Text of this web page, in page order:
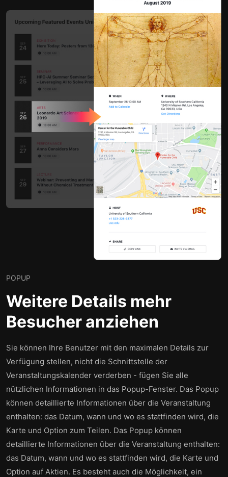
POPUP
Weitere Details mehr
Besucher anziehen
Sie können Ihre Benutzer mit den maximalen Details zur
Verfügung stellen, nicht die Schnittstelle der
Veranstaltungskalender verderben - fügen Sie alle
nützlichen Informationen in das Popup-Fenster. Das Popup
können detaillierte Informationen über die Veranstaltung
enthalten: das Datum, wann und wo es stattfinden wird, die
Karte und Option zum Teilen. Das Popup können
detaillierte Informationen über die Veranstaltung enthalten:
das Datum, wann und wo es stattfinden wird, die Karte und
Option auf Aktien. Es besteht auch die Möglichkeit, ein